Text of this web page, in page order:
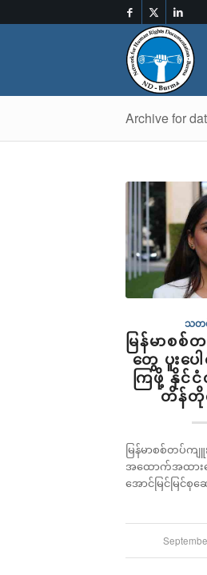
Archive for
သတင်
မြန်မာစ
တွေ ပူးပေ
ကြဖို့ နိုင်
တိန်တို
မြန်မာစစ်တပ်က
အထောက်အထား
အောင်မြင်မြင်စု